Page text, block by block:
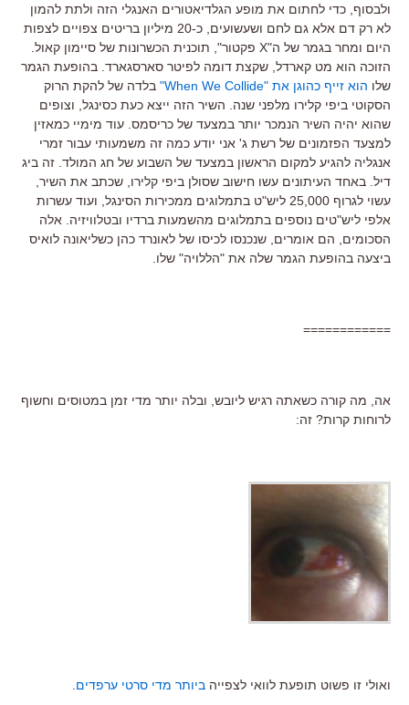
ולבסוף, כדי לחתום את מופע הגלדיאטורים האנגלי הזה ולתת להמון
לא רק דם אלא גם לחם ושעשועים, כ-20 מיליון בריטים צפויים לצפות
היום ומחר בגמר של ה"X פקטור", תוכנית הכשרונות של סיימון קאול.
הזוכה הוא מט קארדל, שקצת דומה לפיטר סארסגארד. בהופעת הגמר
שלו הוא זייף כהוגן את "When We Collide"
בלדה של להקת הרוק
הסקוטי ביפי קלירו מלפני שנה. השיר הזה ייצא כעת כסינגל, וצופים
שהוא יהיה השיר הנמכר יותר במצעד של כריסמס. עוד מימיי כמאזין
למצעד הפזמונים של רשת ג' אני יודע כמה זה משמעותי עבור זמרי
אנגליה להגיע למקום הראשון במצעד של השבוע של חג המולד. זה ביג
דיל. באחד העיתונים עשו חישוב שסולן ביפי קלירו, שכתב את השיר,
עשוי לגרוף 25,000 ליש"ט בתמלוגים ממכירות הסינגל, ועוד עשרות
אלפי ליש"טים נוספים בתמלוגים מהשמעות ברדיו ובטלוויזיה. אלה
הסכומים, הם אומרים, שנכנסו לכיסו של לאונרד כהן כשליאונה לואיס
ביצעה בהופעת הגמר שלה את "הללויה" שלו.
============
אה, מה קורה כשאתה רגיש ליובש, ובלה יותר מדי זמן במטוסים וחשוף
לרוחות קרות? זה:
ואולי זו פשוט תופעת לוואי לצפייה ביותר מדי סרטי ערפדים